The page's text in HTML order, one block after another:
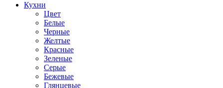
Кухни
Цвет
Белые
Черные
Желтые
Красные
Зеленые
Серые
Бежевые
Глянцевые